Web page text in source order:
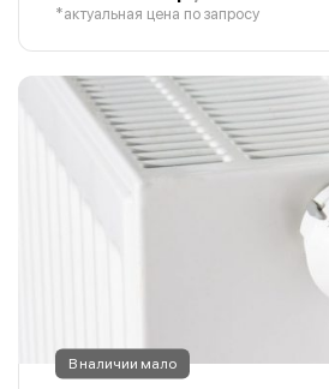
*актуальная цена по запросу
В наличии мало